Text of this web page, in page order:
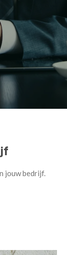
jouw bedrijf.